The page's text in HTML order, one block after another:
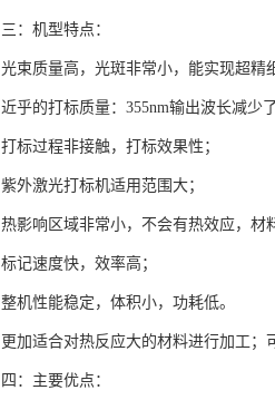
三：机型特点：
光束质量高，光斑非常小，能实现超精
近乎的打标质量：355nm输出波长减少
打标过程非接触，打标效果性；
紫外激光打标机适用范围大；
热影响区域非常小，不会有热效应，材
标记速度快，效率高；
整机性能稳定，体积小，功耗低。
更加适合对热反应大的材料进行加工；
四：主要优点：